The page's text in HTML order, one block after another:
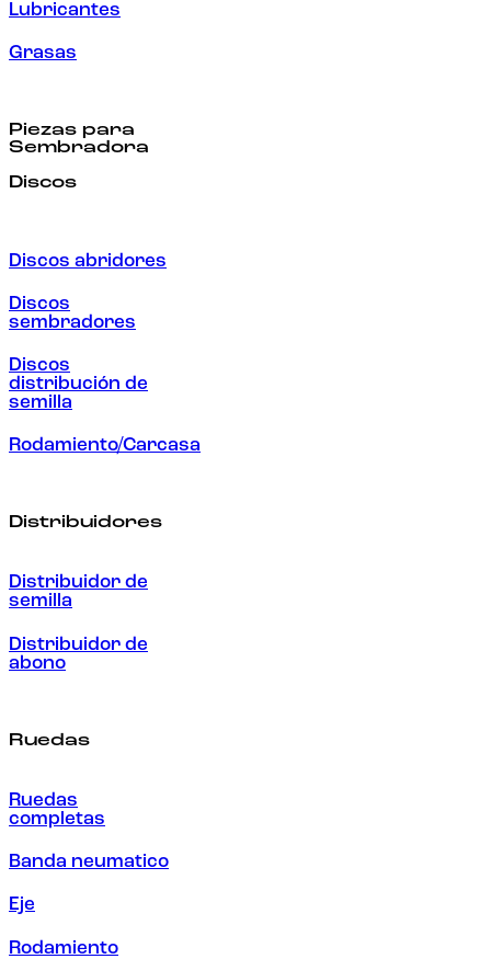
Lubricantes
Grasas
Piezas para
Sembradora
Discos
Discos abridores
Discos
sembradores
Discos
distribución de
semilla
Rodamiento/Carcasa
Distribuidores
Distribuidor de
semilla
Distribuidor de
abono
Ruedas
Ruedas
completas
Banda neumatico
Eje
Rodamiento